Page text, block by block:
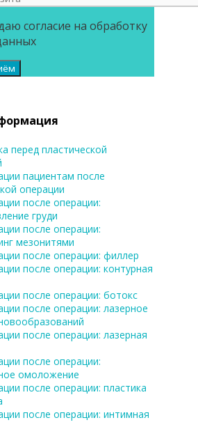
согласие на обработку
перед пластической
пациентам после
операции
после операции:
груди
после операции:
мезонитями
после операции: филлер
после операции: контурная
после операции: ботокс
после операции: лазерное
после операции: лазерная
после операции:
омоложение
после операции: пластика
после операции: интимная